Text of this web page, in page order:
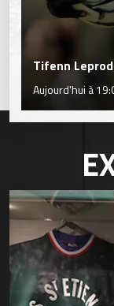
Tifenn
Aujourd'hui à